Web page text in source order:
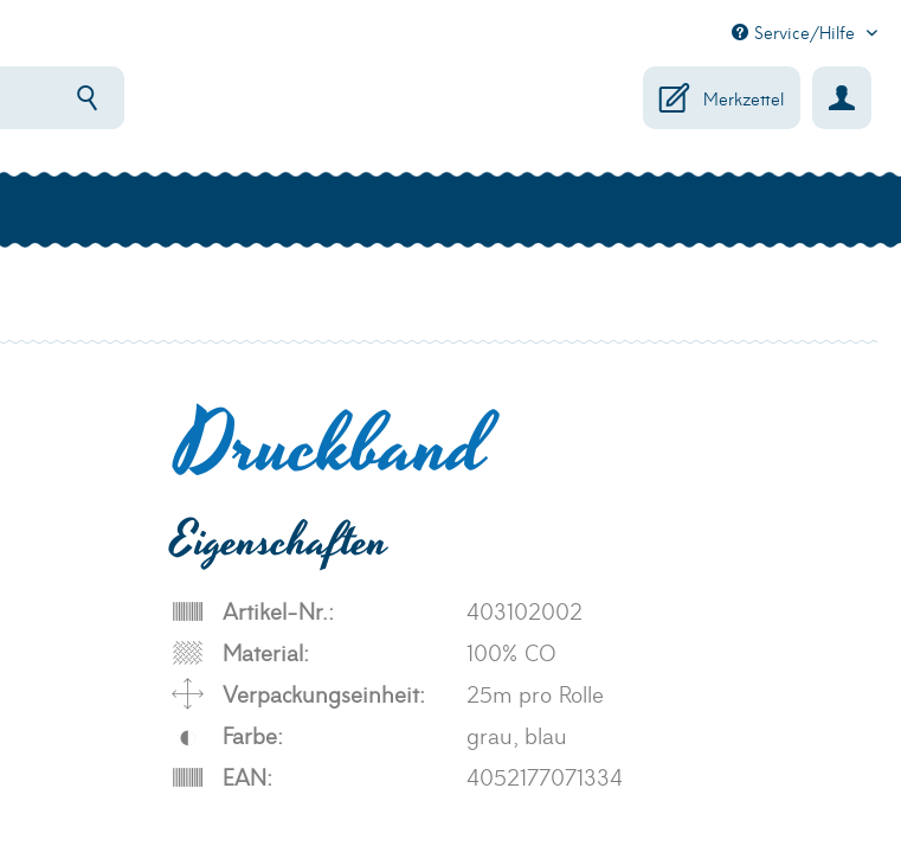
Service/Hilfe
Merkzettel
Druckband
Eigenschaften
Artikel-Nr.:
403102002
Material:
100% CO
Verpackungseinheit:
25m pro Rolle
Farbe:
grau, blau
EAN:
4052177071334